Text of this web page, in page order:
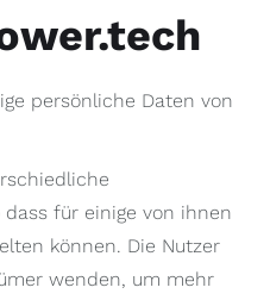
persönliche Daten von
für einige von ihnen
können. Die Nutzer
wenden, um mehr